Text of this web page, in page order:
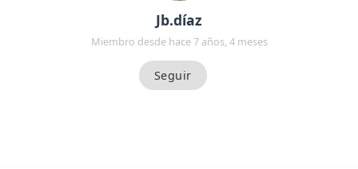
Jb.díaz
Miembro desde hace 7 años, 4 meses